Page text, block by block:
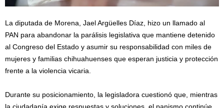
La diputada de Morena, Jael Argüelles Díaz, hizo un llamado al
PAN para abandonar la parálisis legislativa que mantiene detenido
al Congreso del Estado y asumir su responsabilidad con miles de
mujeres y familias chihuahuenses que esperan justicia y protección
frente a la violencia vicaria.
Durante su posicionamiento, la legisladora cuestionó que, mientras